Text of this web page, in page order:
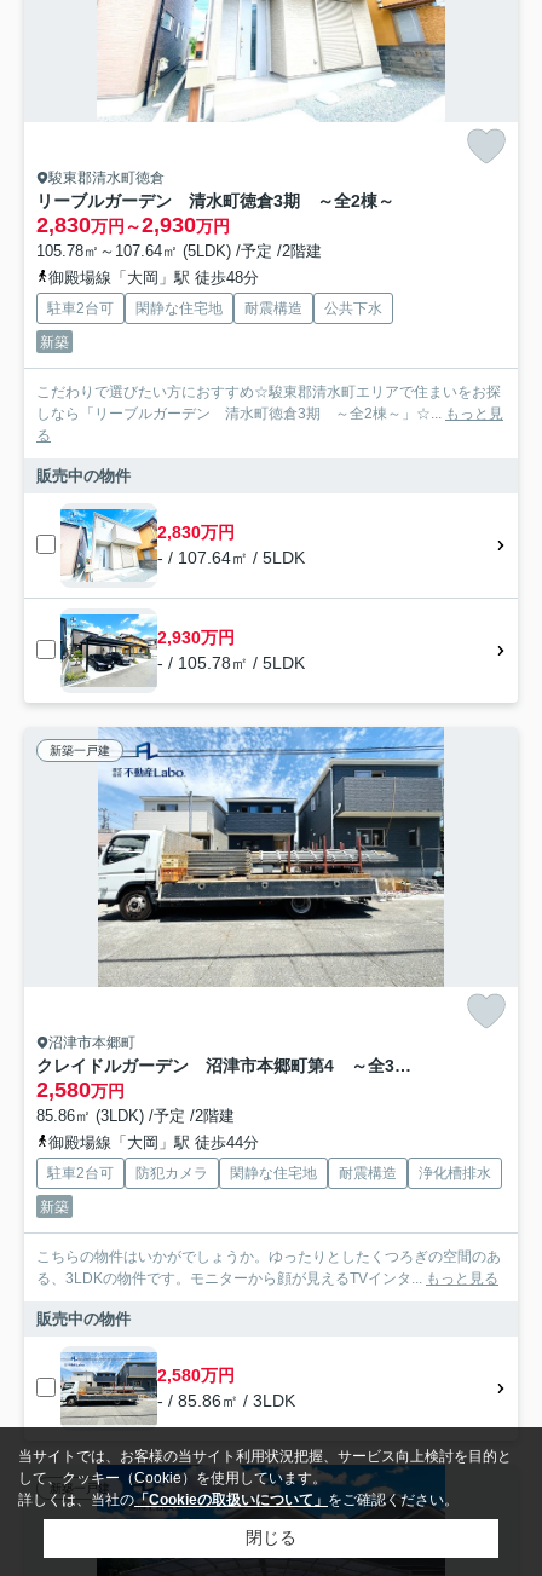
駿東郡清水町徳倉
リーブルガーデン 清水町徳倉3期 ～全2棟～
2,830万円～2,930万円
105.78㎡～107.64㎡ (5LDK) /予定 /2階建
御殿場線「大岡」駅 徒歩48分
駐車2台可 閑静な住宅地 耐震構造
公共下水
新築
こだわりで選びたい方におすすめ☆駿東郡清水町エリアで住まいをお探
しなら「リーブルガーデン 清水町徳倉3期 ～全2棟～」☆...
もっと見
る
販売中の物件
2,830万円
- / 107.64㎡ / 5LDK
2,930万円
- / 105.78㎡ / 5LDK
新築一戸建
沼津市本郷町
クレイドルガーデン 沼津市本郷町第4 ～全3棟～
2,580万円
85.86㎡ (3LDK) /予定 /2階建
御殿場線「大岡」駅 徒歩44分
駐車2台可 防犯カメラ 閑静な住宅地 耐震構造
浄化槽排水
新築
こちらの物件はいかがでしょうか。ゆったりとしたくつろぎの空間のあ
る、3LDKの物件です。モニターから顔が見えるTVインタ...
もっと見る
販売中の物件
2,580万円
- / 85.86㎡ / 3LDK
新築一戸建
当サイトでは、お客様の当サイト利用状況把握、サービス向上検討を目的と
して、クッキー（Cookie）を使用しています。
詳しくは、当社の「Cookieの取扱いについて」 をご確認ください。
閉じる